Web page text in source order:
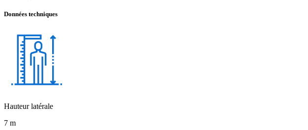
Données techniques
Hauteur latérale
7 m